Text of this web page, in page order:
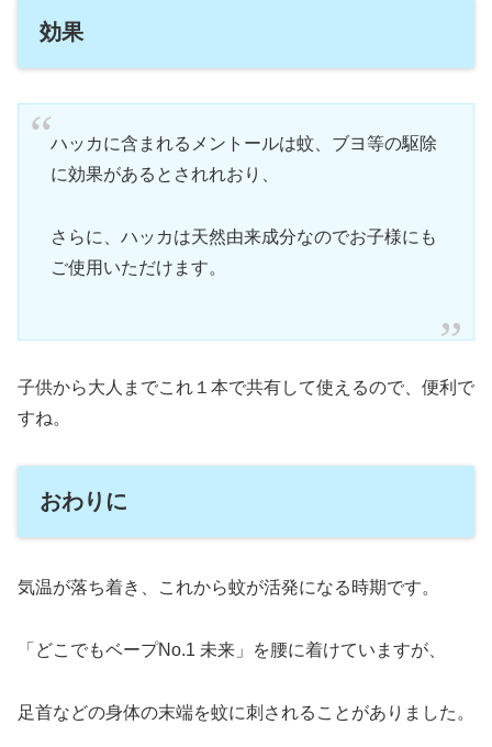
効果
ハッカに含まれるメントールは蚊、ブヨ等の駆除
に効果があるとされれおり、
さらに、ハッカは天然由来成分なのでお子様にも
ご使用いただけます。
子供から大人までこれ１本で共有して使えるので、便利で
すね。
おわりに
気温が落ち着き、これから蚊が活発になる時期です。
「どこでもベープNo.1 未来」を腰に着けていますが、
足首などの身体の末端を蚊に刺されることがありました。